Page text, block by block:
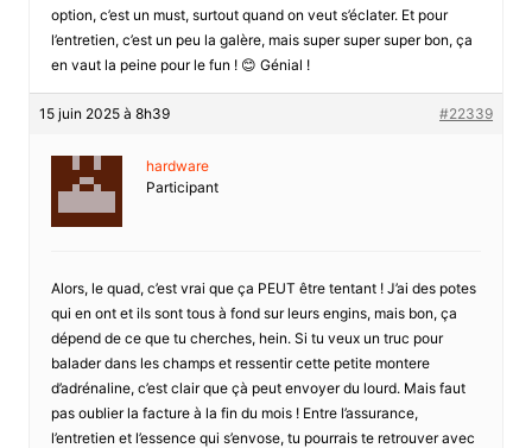
option, c’est un must, surtout quand on veut s’éclater. Et pour
l’entretien, c’est un peu la galère, mais super super super bon, ça
en vaut la peine pour le fun ! 😊 Génial !
15 juin 2025 à 8h39 #22339
hardware
Participant
Alors, le quad, c’est vrai que ça PEUT être tentant ! J’ai des potes
qui en ont et ils sont tous à fond sur leurs engins, mais bon, ça
dépend de ce que tu cherches, hein. Si tu veux un truc pour
balader dans les champs et ressentir cette petite montere
d’adrénaline, c’est clair que çà peut envoyer du lourd. Mais faut
pas oublier la facture à la fin du mois ! Entre l’assurance,
l’entretien et l’essence qui s’envose, tu pourrais te retrouver avec